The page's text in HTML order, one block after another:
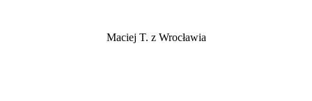
Maciej T. z Wrocławia